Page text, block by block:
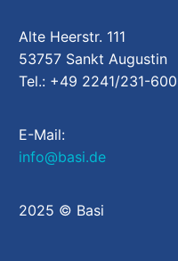
Alte Heerstr. 111
53757 Sankt Augustin
Tel.: +49 2241/231-
E-Mail:
info@basi.de
2025 © Basi